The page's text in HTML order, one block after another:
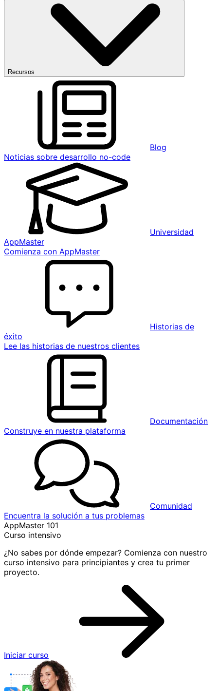
Recursos
Blog
Noticias sobre desarrollo no-code
Universidad
AppMaster
Comienza con AppMaster
Historias de
éxito
Lee las historias de nuestros clientes
Documentación
Construye en nuestra plataforma
Comunidad
Encuentra la solución a tus problemas
AppMaster 101
Curso intensivo
¿No sabes por dónde empezar? Comienza con nuestro
curso intensivo para principiantes y crea tu primer
proyecto.
Iniciar curso